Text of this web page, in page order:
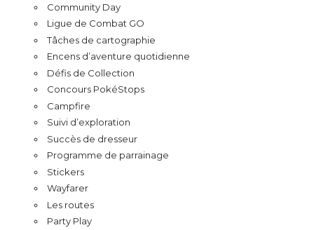
Community Day
Ligue de Combat GO
Tâches de cartographie
Encens d’aventure quotidienne
Défis de Collection
Concours PokéStops
Campfire
Suivi d’exploration
Succès de dresseur
Programme de parrainage
Stickers
Wayfarer
Les routes
Party Play